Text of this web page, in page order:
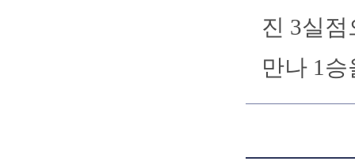
진 3실
만나 1